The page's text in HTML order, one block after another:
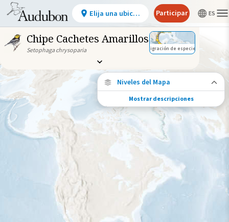
Chipe Cachetes Amarillos
Setophaga chrysoparia Migración de especies
Niveles del Mapa
Conexiones de especies
Elija cualquier ubicación en el mapa para
ver dónde más se han vuelto a encontrar
aves marcadas de esta especie.
Ubicaciones con disponibilidad
Ubicaciones conectadas
Gama de especies por estación
Gama de verano
Mostrar descripciones
Elija una ubicación Participar